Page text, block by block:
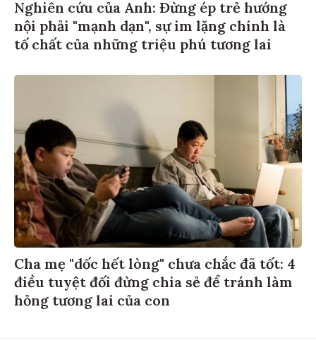
Nghiên cứu của Anh: Đừng ép trẻ hướng
nội phải "mạnh dạn", sự im lặng chính là
tố chất của những triệu phú tương lai
Cha mẹ "dốc hết lòng" chưa chắc đã tốt: 4
điều tuyệt đối đừng chia sẻ để tránh làm
hỏng tương lai của con